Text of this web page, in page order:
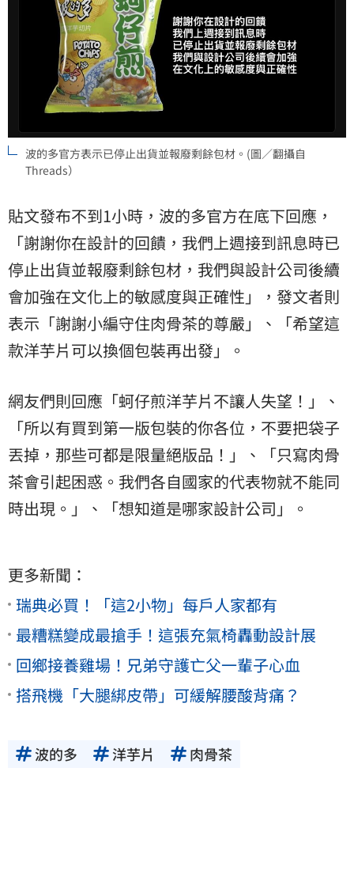
波的多官方表示已停止出貨並報廢剩餘包材。(圖／翻攝自
Threads）
貼文發布不到1小時，波的多官方在底下回應，
「謝謝你在設計的回饋，我們上週接到訊息時已
停止出貨並報廢剩餘包材，我們與設計公司後續
會加強在文化上的敏感度與正確性」，發文者則
表示「謝謝小編守住肉骨茶的尊嚴」、「希望這
款洋芋片可以換個包裝再出發」。
網友們則回應「蚵仔煎洋芋片不讓人失望！」、
「所以有買到第一版包裝的你各位，不要把袋子
丟掉，那些可都是限量絕版品！」、「只寫肉骨
茶會引起困惑。我們各自國家的代表物就不能同
時出現。」、「想知道是哪家設計公司」。
更多新聞：
瑞典必買！「這2小物」每戶人家都有
最糟糕變成最搶手！這張充氣椅轟動設計展
回鄉接養雞場！兄弟守護亡父一輩子心血
搭飛機「大腿綁皮帶」可緩解腰酸背痛？
波的多 洋芋片 肉骨茶